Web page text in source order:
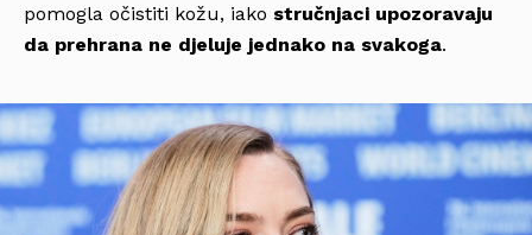
pomogla očistiti kožu, iako stručnjaci upozoravaju
da prehrana ne djeluje jednako na svakoga.